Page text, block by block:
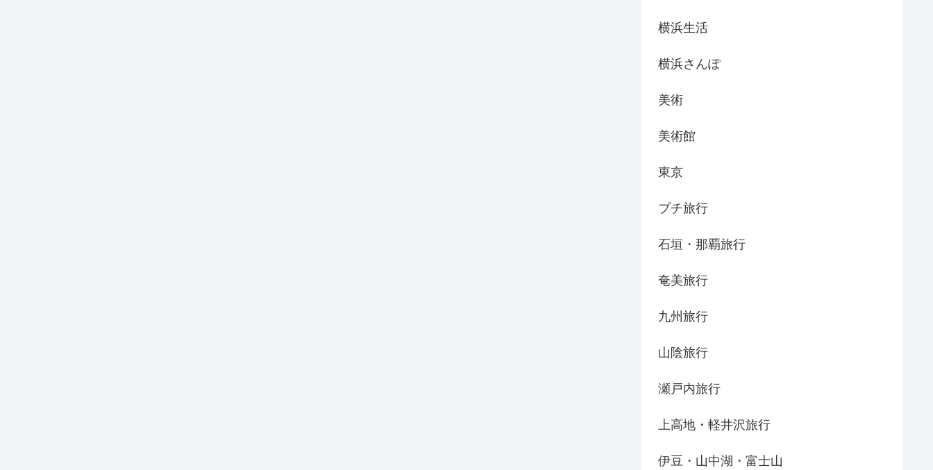
横浜生活
横浜さんぽ
美術
美術館
東京
プチ旅行
石垣・那覇旅行
奄美旅行
九州旅行
山陰旅行
瀬戸内旅行
上高地・軽井沢旅行
伊豆・山中湖・富士山